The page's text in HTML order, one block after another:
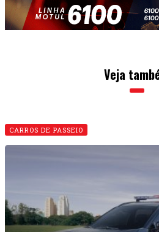
Veja
CARROS DE PASSEIO